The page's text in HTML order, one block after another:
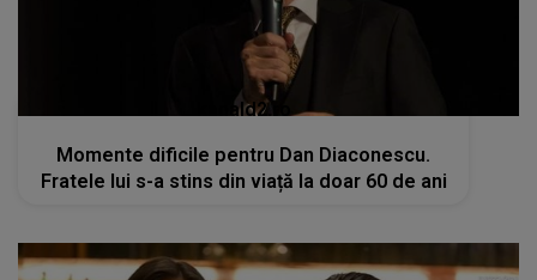
kanald2.ro
Momente dificile pentru Dan Diaconescu.
Fratele lui s-a stins din viață la doar 60 de ani